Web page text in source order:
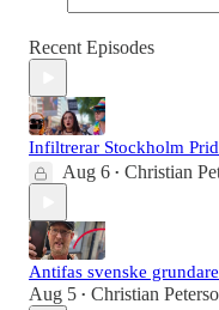
Recent Episodes
Infiltrerar Stockholm
Aug 6 • Christian
Antifas svenske
Aug 5 • Christian